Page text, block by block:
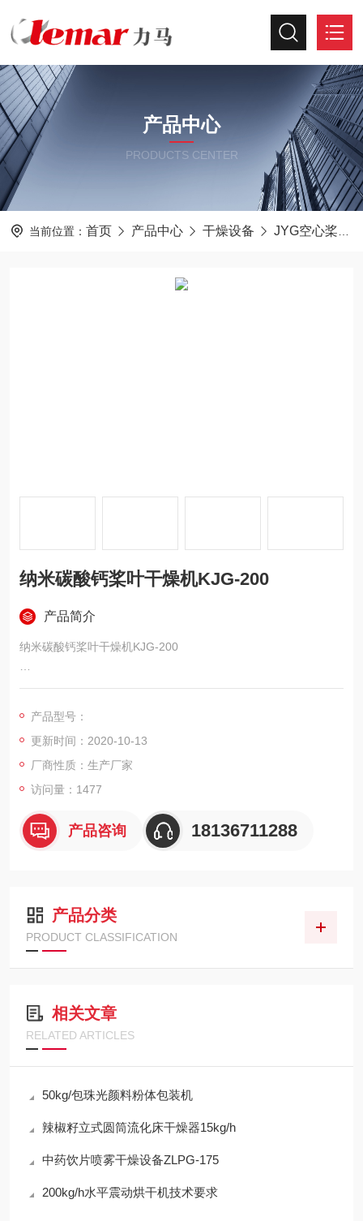
产品中心
PRODUCTS CENTER
当前位置： 首页 产品中心 干燥设备 JYG空心桨叶干燥机
纳米碳酸钙桨叶干燥机KJG-200
产品简介
纳米碳酸钙桨叶干燥机KJG-200
初水份50%，终水份25%物料
纳米碳酸钙又称超微细碳酸钙 。标准的名称即超细碳酸钙。纳米
碳酸钙应用行业是塑料工业主要应用于高档塑料制品。可改善塑
料母料的流变性，提高其成型性。用作塑料填料具有增韧补强的
作用，提高塑料的弯曲强度和弯曲弹性模量
产品型号：
更新时间：2020-10-13
厂商性质：生产厂家
访问量：1477
产品咨询 18136711288
产品分类
PRODUCT CLASSIFICATION
相关文章
RELATED ARTICLES
50kg/包珠光颜料粉体包装机
辣椒籽立式圆筒流化床干燥器15kg/h
中药饮片喷雾干燥设备ZLPG-175
200kg/h水平震动烘干机技术要求